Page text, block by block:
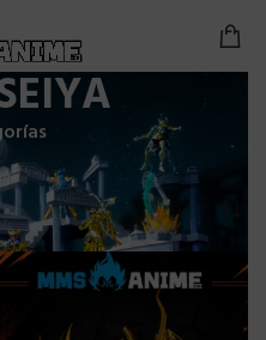
1–24 de 92 resultados